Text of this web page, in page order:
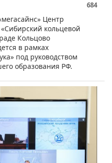
684
Центр
кольцевой
Кольцово
в рамках
под руководством
образования РФ.